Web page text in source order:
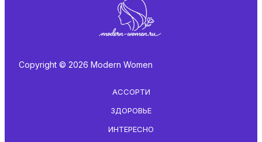
Copyright © 2026 Modern Women
АССОРТИ
ЗДОРОВЬЕ
ИНТЕРЕСНО